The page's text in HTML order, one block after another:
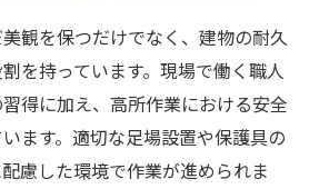
観を保つだけでなく、建物の耐久
を持っています。現場で働く職人
得に加え、高所作業における安全
ます。適切な足場設置や保護具の
慮した環境で作業が進められま